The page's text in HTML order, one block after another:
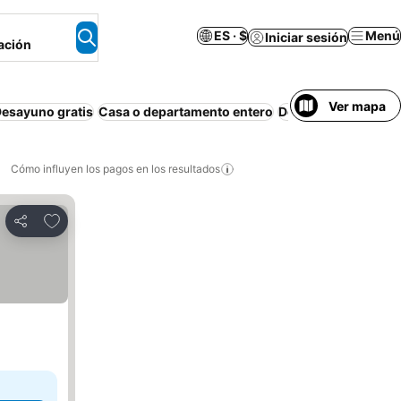
ES · $ Iniciar sesión Menú
gratis Casa o departamento entero Departamento
Ver mapa
Cómo influyen los pagos en los resultados
Compartir
Añadir a favoritos